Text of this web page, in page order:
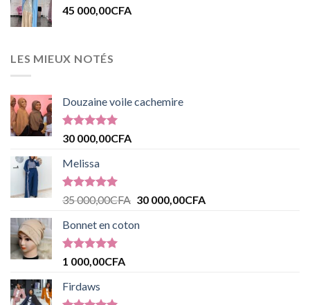
45 000,00CFA
LES MIEUX NOTÉS
Douzaine voile cachemire
Note5.00
30 000,00CFA
Melissa
Note5.00
35 000,00CFA 30 000,00CFA
Bonnet en coton
Note 5.00
1 000,00CFA
Firdaws